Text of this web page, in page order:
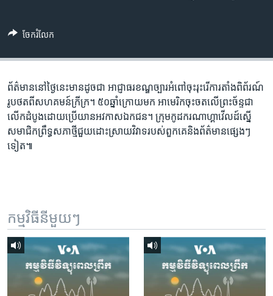
កាន់​
ស្វែង​
ចែករំលែក
ព័ត៌មាននៅថ្ងៃនេះមានដូចជា អាជ្ញាធរខណ្ឌច្បារអំពៅចុះរុះរើការតាំងពិព័រណ៍
រូបថតពីសហគមន៍ក្រីក្រ។ ៥០ឆ្នាំក្រោយមក អាមេរិក​ចុះចតលើព្រះច័ន្ទជា
លើកដំបូងដោយប្រើយានអវកាសឯកជន។ ក្រុមកូដករណាហ្គាវើលដ៍ស្នើ
សមាជិកព្រឹទ្ធសភាថ្មីជួយដោះស្រាយវិវាទរបស់ពួកគេនិងព័ត៌មានផ្សេងៗ
ទៀត៕
កម្មវិធី​នីមួយៗ